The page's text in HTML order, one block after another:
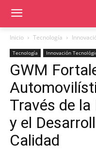
Inicio Tecnología
Tecnología Innovación
GWM
Través de
y el
Calidad